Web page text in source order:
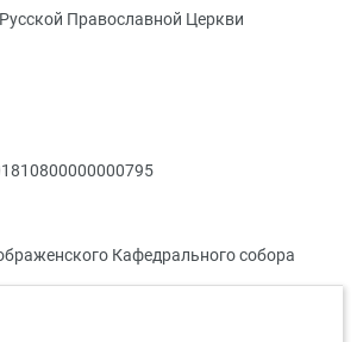
Православной Церкви
Кафедрального собора